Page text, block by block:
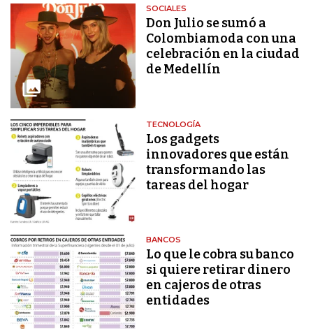
SOCIALES
Don Julio se sumó a
Colombiamoda con una
celebración en la ciudad
de Medellín
TECNOLOGÍA
Los gadgets
innovadores que están
transformando las
tareas del hogar
BANCOS
Lo que le cobra su banco
si quiere retirar dinero
en cajeros de otras
entidades